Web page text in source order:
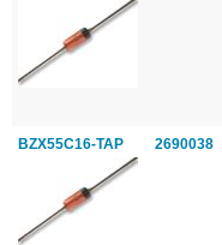
BZX55C16-TAP 2690038